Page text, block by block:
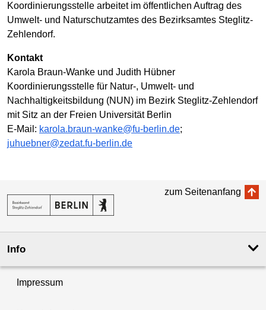
Koordinierungsstelle arbeitet im öffentlichen Auftrag des
Umwelt- und Naturschutzamtes des Bezirksamtes Steglitz-
Zehlendorf.
Kontakt
Karola Braun-Wanke und Judith Hübner
Koordinierungsstelle für Natur-, Umwelt- und
Nachhaltigkeitsbildung (NUN) im Bezirk Steglitz-Zehlendorf
mit Sitz an der Freien Universität Berlin
E-Mail: karola.braun-wanke@fu-berlin.de;
juhuebner@zedat.fu-berlin.de
zum Seitenanfang
Info
Impressum